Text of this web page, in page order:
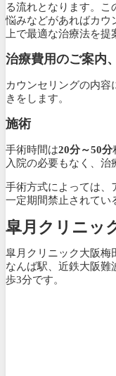
る流れとなります。
悩みなどがあればカウ
上で最適な治療法を提
治療費用のご案内
カウンセリングの内
きをします。
施術
手術時間は20分～50分
入院の必要もなく、治
手術方式によっては、
一定期間禁止されてい
皐月クリニッ
皐月クリニック大阪梅
なんば駅、近鉄大阪難
歩3分です。